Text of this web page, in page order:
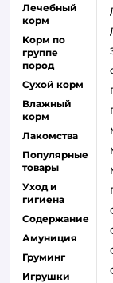
Лечебный
корм
Корм по
группе
пород
Сухой корм
Влажный
корм
Лакомства
Популярные
товары
Уход и
гигиена
Содержание
Амуниция
Груминг
Игрушки